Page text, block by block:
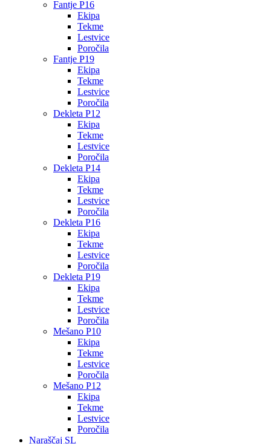
Fantje P16
Ekipa
Tekme
Lestvice
Poročila
Fantje P19
Ekipa
Tekme
Lestvice
Poročila
Dekleta P12
Ekipa
Tekme
Lestvice
Poročila
Dekleta P14
Ekipa
Tekme
Lestvice
Poročila
Dekleta P16
Ekipa
Tekme
Lestvice
Poročila
Dekleta P19
Ekipa
Tekme
Lestvice
Poročila
Mešano P10
Ekipa
Tekme
Lestvice
Poročila
Mešano P12
Ekipa
Tekme
Lestvice
Poročila
Naraščaj SL